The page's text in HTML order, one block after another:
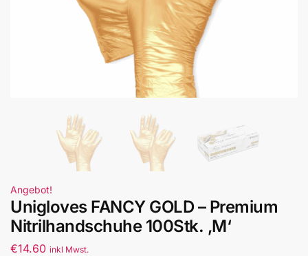
Angebot!
Unigloves FANCY GOLD – Premium
Nitrilhandschuhe 100Stk. ‚M‘
€14.60 inkl Mwst.